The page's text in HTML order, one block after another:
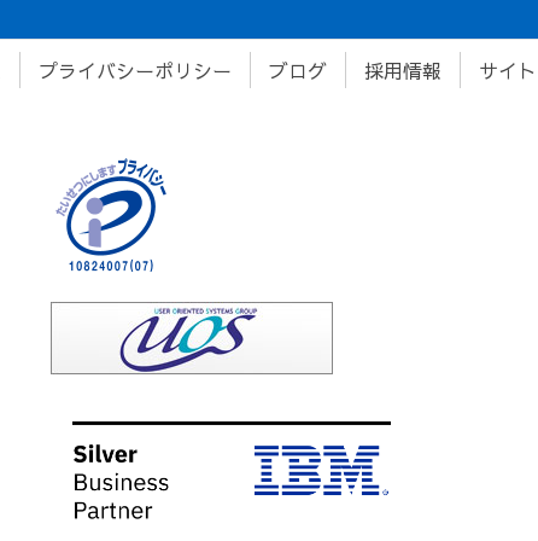
プライバシーポリシー ブログ 採用情報 サイ